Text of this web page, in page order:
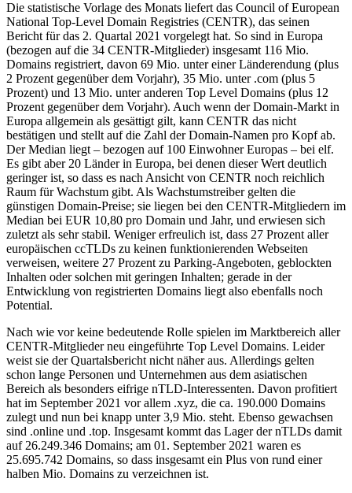
Die statistische Vorlage des Monats liefert das Council of European
National Top-Level Domain Registries (CENTR), das seinen
Bericht für das 2. Quartal 2021 vorgelegt hat. So sind in Europa
(bezogen auf die 34 CENTR-Mitglieder) insgesamt 116 Mio.
Domains registriert, davon 69 Mio. unter einer Länderendung (plus
2 Prozent gegenüber dem Vorjahr), 35 Mio. unter .com (plus 5
Prozent) und 13 Mio. unter anderen Top Level Domains (plus 12
Prozent gegenüber dem Vorjahr). Auch wenn der Domain-Markt in
Europa allgemein als gesättigt gilt, kann CENTR das nicht
bestätigen und stellt auf die Zahl der Domain-Namen pro Kopf ab.
Der Median liegt – bezogen auf 100 Einwohner Europas – bei elf.
Es gibt aber 20 Länder in Europa, bei denen dieser Wert deutlich
geringer ist, so dass es nach Ansicht von CENTR noch reichlich
Raum für Wachstum gibt. Als Wachstumstreiber gelten die
günstigen Domain-Preise; sie liegen bei den CENTR-Mitgliedern im
Median bei EUR 10,80 pro Domain und Jahr, und erwiesen sich
zuletzt als sehr stabil. Weniger erfreulich ist, dass 27 Prozent aller
europäischen ccTLDs zu keinen funktionierenden Webseiten
verweisen, weitere 27 Prozent zu Parking-Angeboten, geblockten
Inhalten oder solchen mit geringen Inhalten; gerade in der
Entwicklung von registrierten Domains liegt also ebenfalls noch
Potential.
Nach wie vor keine bedeutende Rolle spielen im Marktbereich aller
CENTR-Mitglieder neu eingeführte Top Level Domains. Leider
weist sie der Quartalsbericht nicht näher aus. Allerdings gelten
schon lange Personen und Unternehmen aus dem asiatischen
Bereich als besonders eifrige nTLD-Interessenten. Davon profitiert
hat im September 2021 vor allem .xyz, die ca. 190.000 Domains
zulegt und nun bei knapp unter 3,9 Mio. steht. Ebenso gewachsen
sind .online und .top. Insgesamt kommt das Lager der nTLDs damit
auf 26.249.346 Domains; am 01. September 2021 waren es
25.695.742 Domains, so dass insgesamt ein Plus von rund einer
halben Mio. Domains zu verzeichnen ist.